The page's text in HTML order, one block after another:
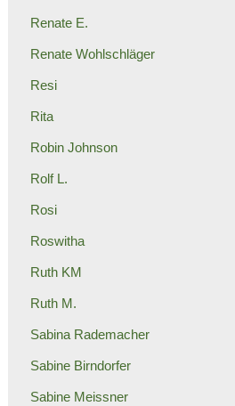
Renate E.
Renate Wohlschläger
Resi
Rita
Robin Johnson
Rolf L.
Rosi
Roswitha
Ruth KM
Ruth M.
Sabina Rademacher
Sabine Birndorfer
Sabine Meissner